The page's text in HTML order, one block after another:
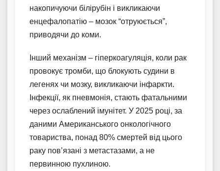
накопичуючи білірубін і викликаючи
енцефалопатію – мозок “отруюється”,
приводячи до коми.
Інший механізм – гіперкоагуляція, коли рак
провокує тромби, що блокують судини в
легенях чи мозку, викликаючи інфаркти.
Інфекції, як пневмонія, стають фатальними
через ослаблений імунітет. У 2025 році, за
даними Американського онкологічного
товариства, понад 80% смертей від цього
раку пов’язані з метастазами, а не
первинною пухлиною.